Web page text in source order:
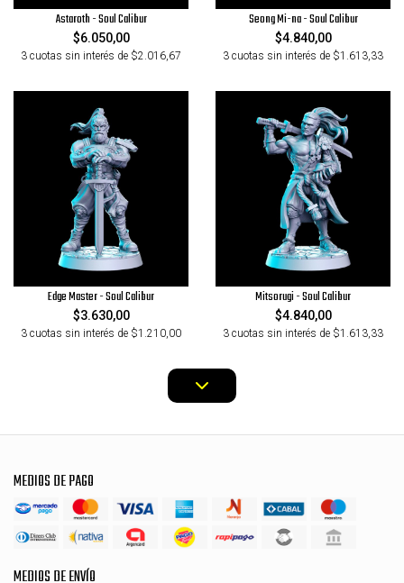
Astaroth - Soul Calibur
$6.050,00
3 cuotas sin interés de $2.016,67
Seong Mi-na - Soul Calibur
$4.840,00
3 cuotas sin interés de $1.613,33
Edge Master - Soul Calibur
$3.630,00
3 cuotas sin interés de $1.210,00
Mitsorugi - Soul Calibur
$4.840,00
3 cuotas sin interés de $1.613,33
MEDIOS DE PAGO
MEDIOS DE ENVÍO